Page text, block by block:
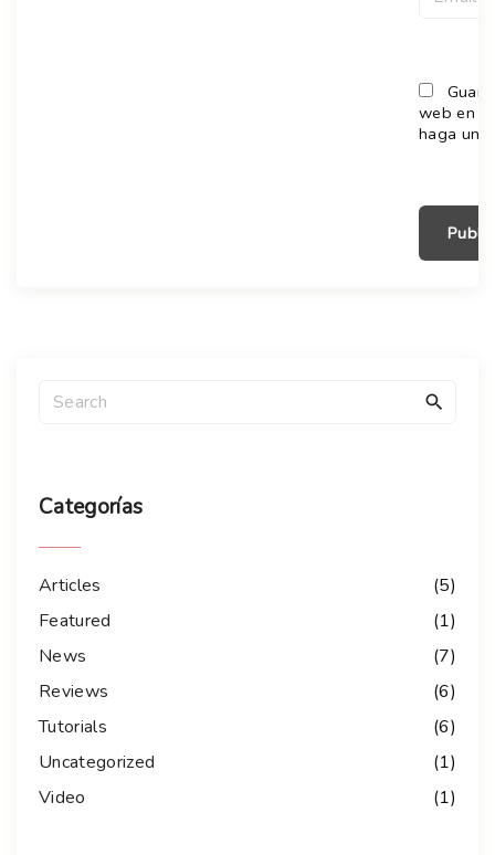
web en
haga un
Categorías
(5)
Articles
(1)
Featured
(7)
News
(6)
Reviews
(6)
Tutorials
(1)
Uncategorized
(1)
Video